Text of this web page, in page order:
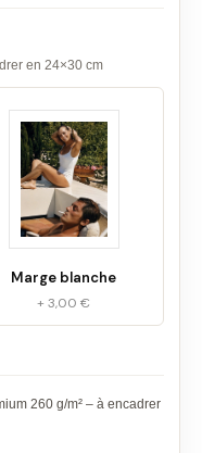
en 24×30 cm
Marge blanche
+ 3,00 €
260 g/m² – à encadrer